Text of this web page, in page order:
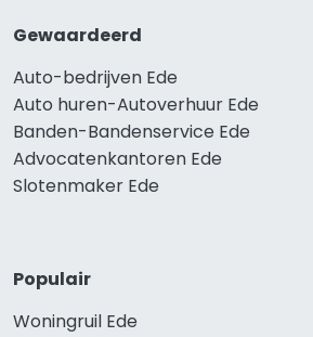
Gewaardeerd
Auto-bedrijven Ede
Auto huren-Autoverhuur Ede
Banden-Bandenservice Ede
Advocatenkantoren Ede
Slotenmaker Ede
Populair
Woningruil Ede